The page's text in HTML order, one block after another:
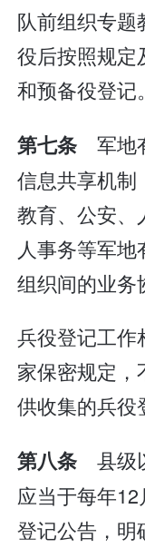
队前组织专
役后按照规定
和预备役登记。
第七条军地
信息共享机制
教育、公安、
人事务等军
组织间的业务
兵役登记工作
家保密规定，
供收集的兵役
第八条县级
应当于每年
登记公告，明